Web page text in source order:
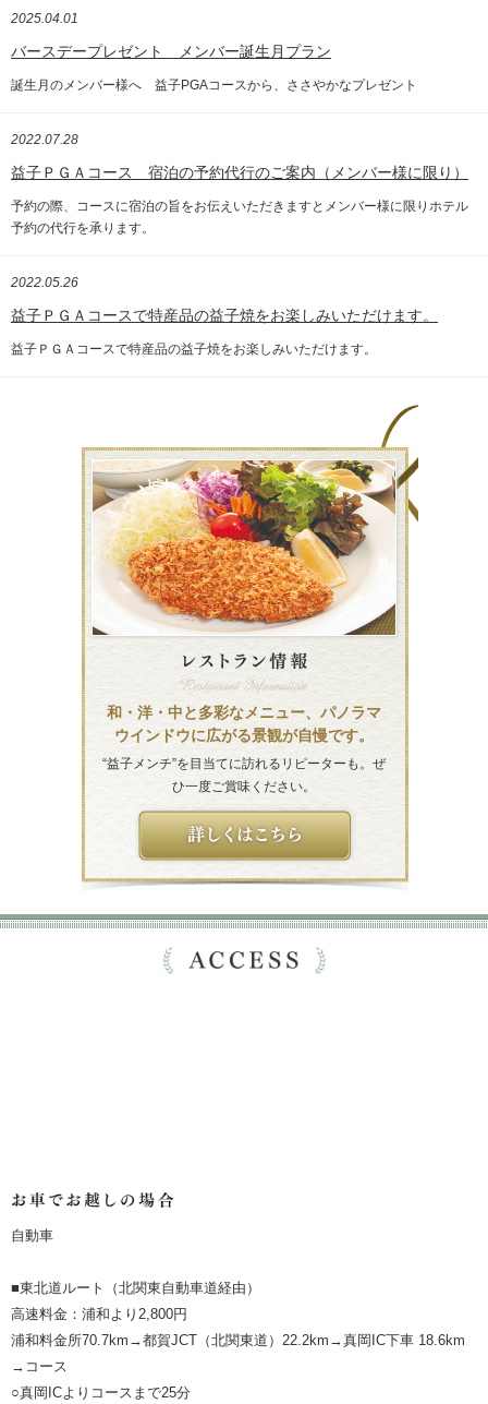
バースデープレゼント メンバー誕生月プラン
2025.04.01
誕生月のメンバー様へ 益子PGAコースから、ささやかなプレゼント
益子ＰＧＡコース 宿泊の予約代行のご案内（メンバー様に限り）
2022.07.28
予約の際、コースに宿泊の旨をお伝えいただきますとメンバー様に限りホテル
予約の代行を承ります。
益子ＰＧＡコースで特産品の益子焼をお楽しみいただけます。
2022.05.26
益子ＰＧＡコースで特産品の益子焼をお楽しみいただけます。
和・洋・中と多彩なメニュー、パノラマ
ウインドウに広がる景観が自慢です。
“益子メンチ”を目当てに訪れるリピーターも。ぜ
ひ一度ご賞味ください。
自動車
■東北道ルート（北関東自動車道経由）
高速料金：浦和より2,800円
浦和料金所70.7km→都賀JCT（北関東道）22.2km→真岡IC下車 18.6km
→コース
○真岡ICよりコースまで25分